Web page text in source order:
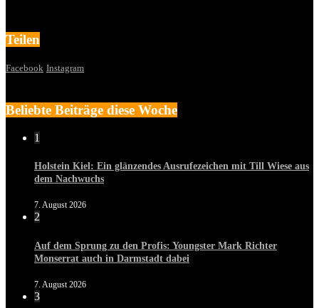
Teilen
Facebook Instagram
Beliebte Beiträge diese Woche
1
Holstein Kiel: Ein glänzendes Ausrufezeichen mit Till Wiese aus
dem Nachwuchs
7. August 2026
2
Auf dem Sprung zu den Profis: Youngster Mark Richter
Monserrat auch in Darmstadt dabei
7. August 2026
3